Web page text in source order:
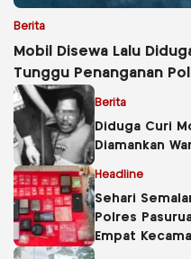
Berita
Mobil Disewa Lalu
Tunggu Penanganan
Berita
Diduga Curi
Diamankan
Headline
Sehari
Polres
Empat